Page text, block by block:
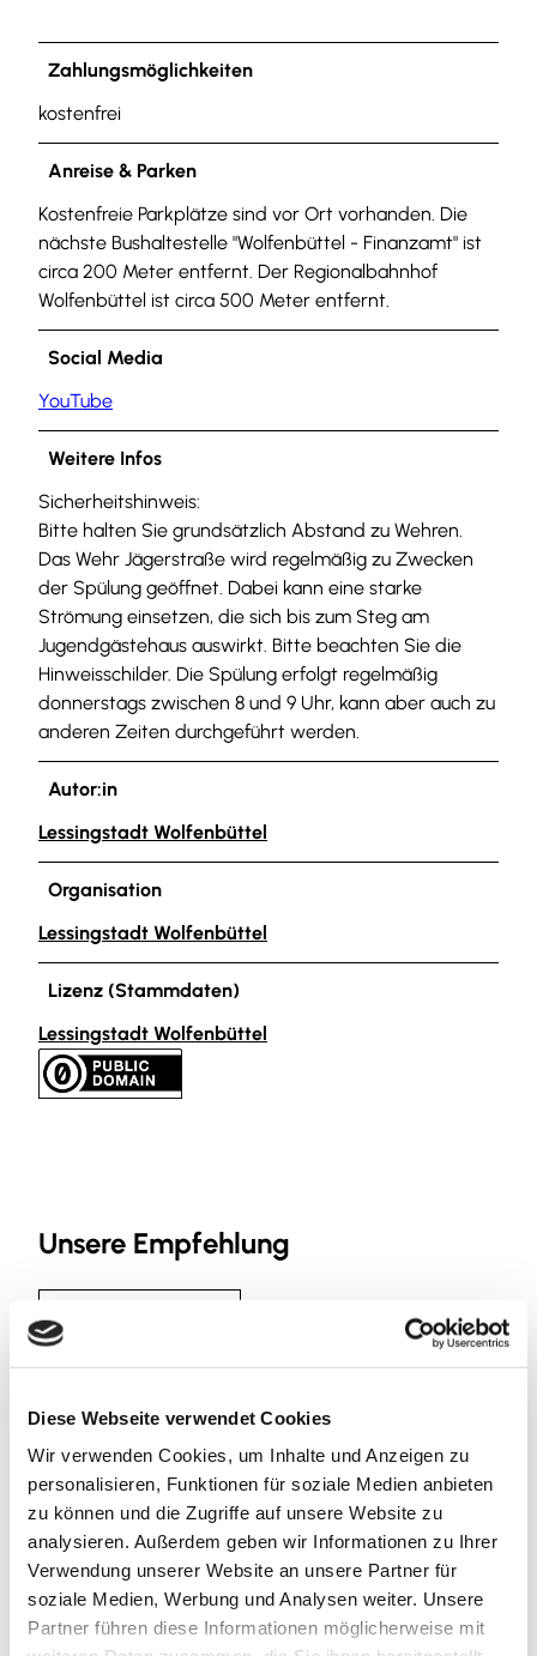
Diese Webseite verwendet Cookies
Wir verwenden Cookies, um Inhalte und Anzeigen zu
personalisieren, Funktionen für soziale Medien anbieten
zu können und die Zugriffe auf unsere Website zu
analysieren. Außerdem geben wir Informationen zu Ihrer
Verwendung unserer Website an unsere Partner für
soziale Medien, Werbung und Analysen weiter. Unsere
Partner führen diese Informationen möglicherweise mit
Zahlungsmöglichkeiten
kostenfrei
Anreise & Parken
Kostenfreie Parkplätze sind vor Ort vorhanden. Die
nächste Bushaltestelle "Wolfenbüttel - Finanzamt" ist
circa 200 Meter entfernt. Der Regionalbahnhof
Wolfenbüttel ist circa 500 Meter entfernt.
Social Media
YouTube
Weitere Infos
Sicherheitshinweis:
Bitte halten Sie grundsätzlich Abstand zu Wehren.
Das Wehr Jägerstraße wird regelmäßig zu Zwecken
der Spülung geöffnet. Dabei kann eine starke
Strömung einsetzen, die sich bis zum Steg am
Jugendgästehaus auswirkt. Bitte beachten Sie die
Hinweisschilder. Die Spülung erfolgt regelmäßig
donnerstags zwischen 8 und 9 Uhr, kann aber auch zu
anderen Zeiten durchgeführt werden.
Autor:in
Lessingstadt Wolfenbüttel
Organisation
Lessingstadt Wolfenbüttel
Lizenz (Stammdaten)
Lessingstadt Wolfenbüttel
Unsere Empfehlung
Jugendgästehaus
Parkmöglichkeiten